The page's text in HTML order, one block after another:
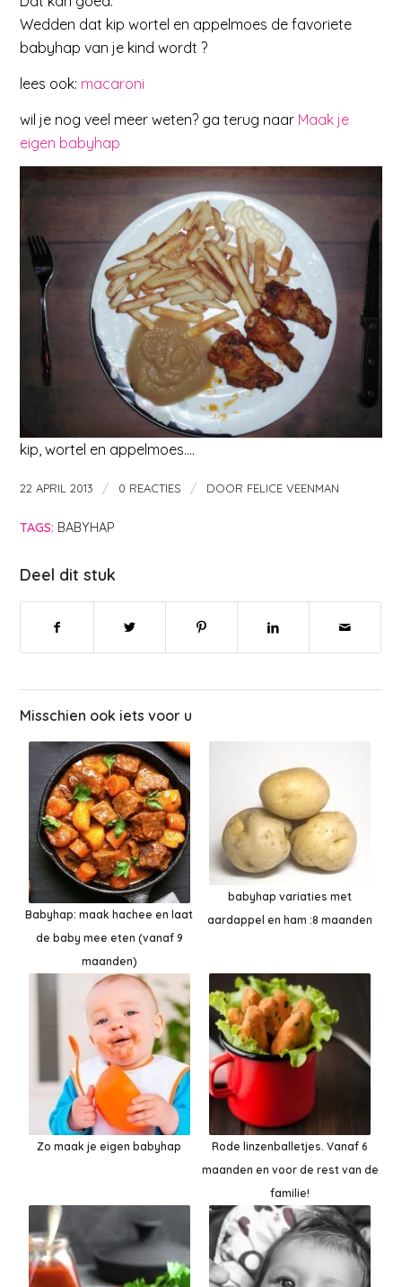
Wedden dat kip wortel en appelmoes de favoriete
babyhap van je kind wordt ?
lees ook: macaroni
wil je nog veel meer weten? ga terug naar Maak je
eigen babyhap
kip, wortel en appelmoes….
22 APRIL 2013 / 0 REACTIES / DOOR FELICE VEENMAN
TAGS: BABYHAP
Deel dit stuk
Misschien ook iets voor u
Babyhap: maak hachee en laat
de baby mee eten (vanaf 9
maanden)
babyhap variaties met
aardappel en ham :8 maanden
Zo maak je eigen babyhap
Rode linzenballetjes. Vanaf 6
maanden en voor de rest van de
familie!